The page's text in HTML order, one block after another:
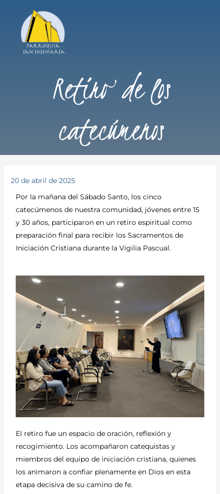
Retiro de los
catecúmenos
20 de abril de 2025
Por la mañana del Sábado Santo, los cinco
catecúmenos de nuestra comunidad, jóvenes entre 15
y 30 años, participaron en un retiro espiritual como
preparación final para recibir los Sacramentos de
Iniciación Cristiana durante la Vigilia Pascual.
El retiro fue un espacio de oración, reflexión y
recogimiento. Los acompañaron catequistas y
miembros del equipo de iniciación cristiana, quienes
los animaron a confiar plenamente en Dios en esta
etapa decisiva de su camino de fe.